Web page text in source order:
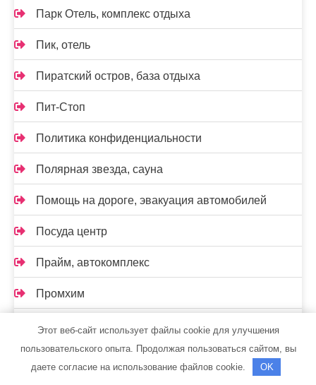
Парк Отель, комплекс отдыха
Пик, отель
Пиратский остров, база отдыха
Пит-Стоп
Политика конфиденциальности
Полярная звезда, сауна
Помощь на дороге, эвакуация автомобилей
Посуда центр
Прайм, автокомплекс
Промхим
Пушкинский
Радужный, сауна
Этот веб-сайт использует файлы cookie для улучшения
пользовательского опыта. Продолжая пользоваться сайтом, вы
даете согласие на использование файлов cookie.
OK